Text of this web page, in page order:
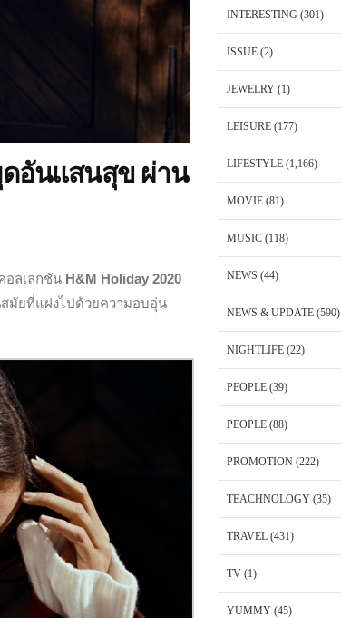
อันแสนสุข ผ่าน
อลเลกชัน H&M Holiday 2020
มัยที่แฝงไปด้วยความอบอุ่น
INTERESTING (301)
ISSUE(2)
JEWELRY(1)
LEISURE(177)
LIFESTYLE(1,166)
MOVIE(81)
MUSIC(118)
NEWS (44)
NEWS & UPDATE(590)
NIGHTLIFE(22)
PEOPLE(39)
PEOPLE(88)
PROMOTION(222)
TEACHNOLOGY(35)
TRAVEL(431)
TV(1)
YUMMY(45)